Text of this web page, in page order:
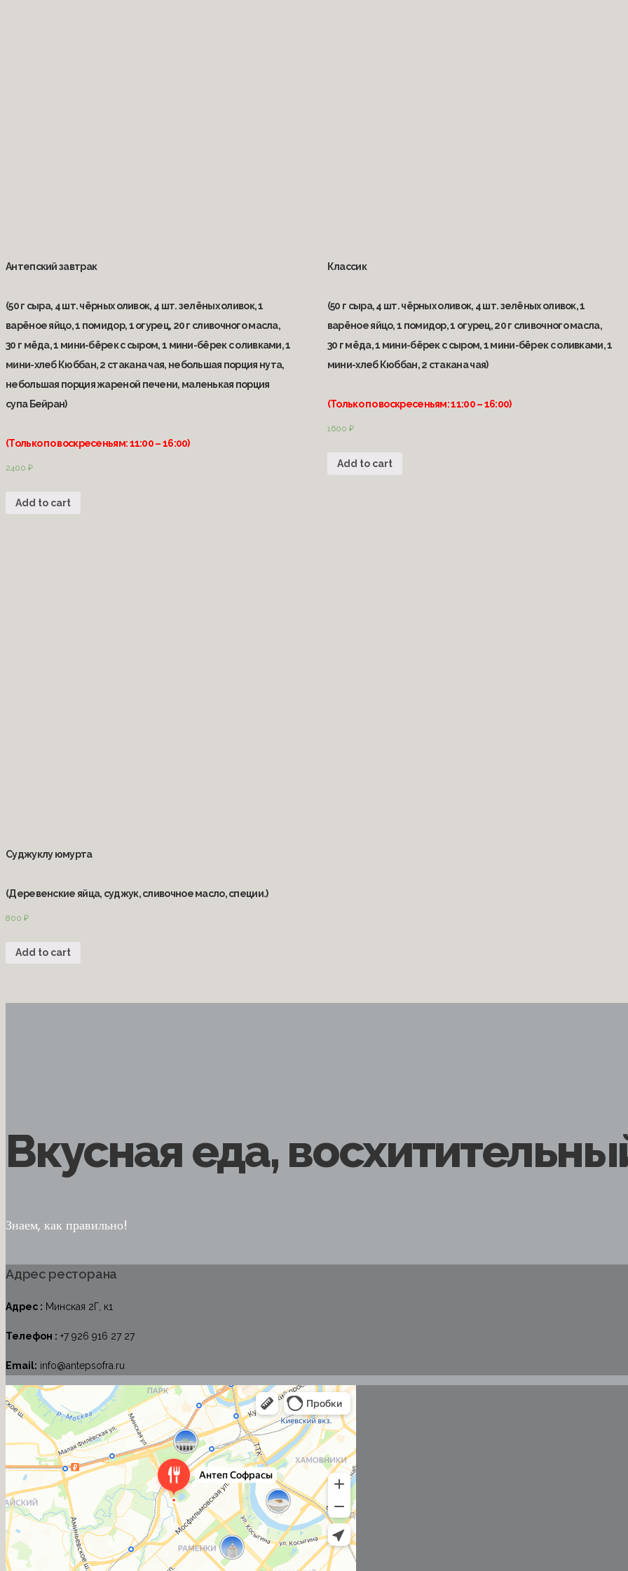
Антепский завтрак
(50 г сыра, 4 шт. чёрных оливок, 4 шт. зелёных оливок, 1
варёное яйцо, 1 помидор, 1 огурец, 20 г сливочного масла,
30 г мёда, 1 мини-бёрек с сыром, 1 мини-бёрек с оливками, 1
мини-хлеб Кюббан, 2 стакана чая, небольшая порция нута,
небольшая порция жареной печени, маленькая порция
супа Бейран)
(Только по воскресеньям: 11:00 – 16:00)
2400 ₽
Add to cart
Классик
(50 г сыра, 4 шт. чёрных оливок, 4 шт. зелёных оливок, 1
варёное яйцо, 1 помидор, 1 огурец, 20 г сливочного масла,
30 г мёда, 1 мини-бёрек с сыром, 1 мини-бёрек с оливками, 1
мини-хлеб Кюббан, 2 стакана чая)
(Только по воскресеньям: 11:00 – 16:00)
1600 ₽
Add to cart
Суджуклу юмурта
(Деревенские яйца, суджук, сливочное масло, специи.)
800 ₽
Add to cart
Вкусная еда,
Знаем, как правильно!
Адрес ресторана
Адрес : Минская 2Г, к1
Телефон : +7 926 916 27 27
Email: info@antepsofra.ru